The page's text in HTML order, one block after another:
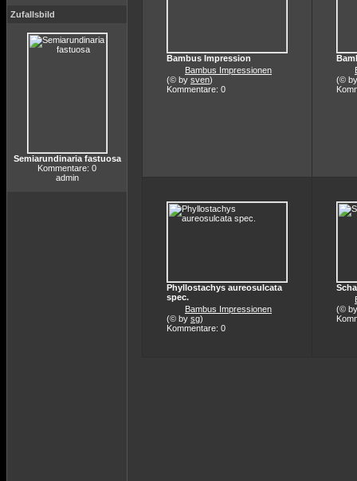
Zufallsbild
Semiarundinaria fastuosa
Kommentare: 0
admin
Bambus Impression
Bambus Impressionen
(© by sven)
Kommentare: 0
(©
Phyllostachys aureosulcata
spec.
Bambus Impressionen
(© by sg)
Kommentare: 0
(©